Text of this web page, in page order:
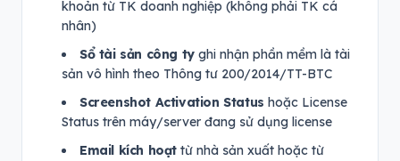
khoản từ TK doanh nghiệp (không phải TK cá
nhân)
Sổ tài sản công tyghi nhận phần mềm là tài
sản vô hình theo Thông tư 200/2014/TT-BTC
Screenshot Activation Status hoặc License
Status trên máy/server đang sử dụng license
Email kích hoạt từ nhà sản xuất hoặc từ